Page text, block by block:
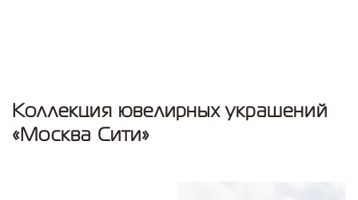
Коллекция ювелирных украшений
«Москва Сити»